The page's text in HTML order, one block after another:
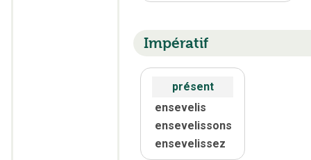
Impératif
présent
ensevelis
ensevelissons
ensevelissez